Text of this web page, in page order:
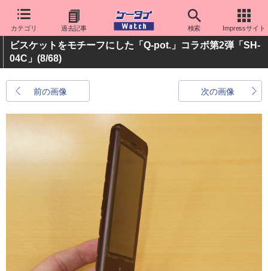
カテゴリ 過去記事 検索 Impressサイト
ビスケットをモチーフにした「Q-pot.」コラボ第2弾「SH-
04C」 (8/68)
前の画像 次の画像